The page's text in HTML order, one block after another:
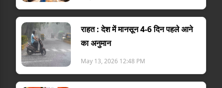
राहत : देश में मानसून 4-6 दिन पहले आने
का अनुमान
May 13, 2026 12:48 PM